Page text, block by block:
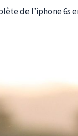
de l’iphone 6s